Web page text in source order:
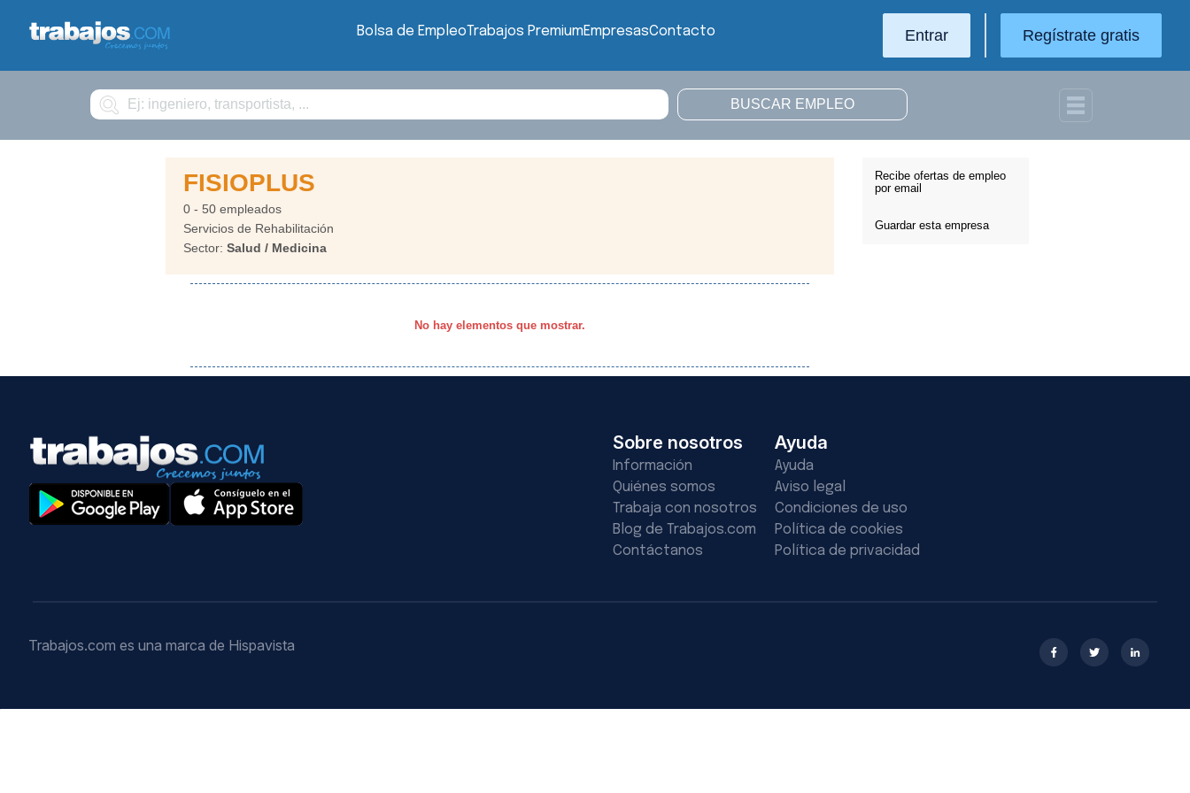
Bolsa de EmpleoTrabajos PremiumEmpresasContacto Entrar Regístrate gratis
Buscar
Recibe ofertas de empleo
por email
Guardar esta empresa
FISIOPLUS
0 - 50 empleados
Servicios de Rehabilitación
Sector: Salud / Medicina
No hay elementos que mostrar.
Sobre nosotros
Información
Quiénes somos
Trabaja con nosotros
Blog de Trabajos.com
Contáctanos
Ayuda
Ayuda
Aviso legal
Condiciones de uso
Política de cookies
Política de privacidad
Trabajos.com es una marca de Hispavista